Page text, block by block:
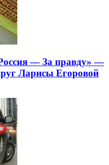
— За правду» —
Ларисы Егоровой